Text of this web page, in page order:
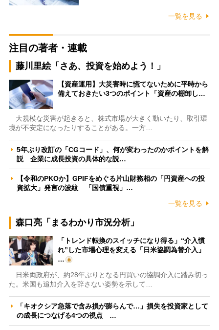
一覧を見る
注目の著者・連載
藤川里絵「さあ、投資を始めよう！」
【資産運用】大災害時に慌てないために平時から
備えておきたい3つのポイント「資産の棚卸し…
大規模な災害が起きると、株式市場が大きく動いたり、取引環
境が不安定になったりすることがある。一方…
5年ぶり改訂の「CGコード」、何が変わったのかポイントを解
説 企業に成長投資の具体的な説…
【令和のPKOか】GPIFをめぐる片山財務相の「円資産への投
資拡大」発言の波紋 「国債重視」…
一覧を見る
森口亮「まるわかり市況分析」
「トレンド転換のスイッチになり得る」“介入慣
れ”した市場心理を変える「日米協調為替介入」
…
日米両政府が、約28年ぶりとなる円買いの協調介入に踏み切っ
た。米国も追加介入を辞さない姿勢を示して…
「キオクシア急落で含み損が膨らんで…」損失を投資家として
の成長につなげる4つの視点 …